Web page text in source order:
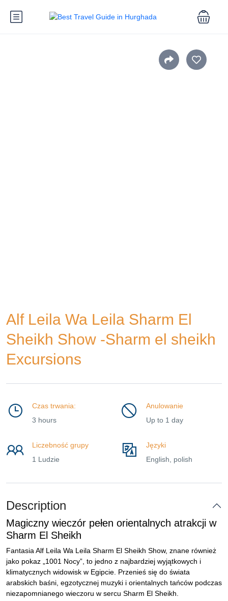
Alf Leila Wa Leila Sharm El
Sheikh Show -Sharm el sheikh
Excursions
Czas trwania:
3 hours
Anulowanie
Up to 1 day
Liczebność grupy
1 Ludzie
Języki
English, polish
Description
Magiczny wieczór pełen orientalnych atrakcji w
Sharm El Sheikh
Fantasia Alf Leila Wa Leila Sharm El Sheikh Show, znane również
jako pokaz „1001 Nocy”, to jedno z najbardziej wyjątkowych i
klimatycznych widowisk w Egipcie. Przenieś się do świata
arabskich baśni, egzotycznej muzyki i orientalnych tańców podczas
niezapomnianego wieczoru w sercu Sharm El Sheikh.